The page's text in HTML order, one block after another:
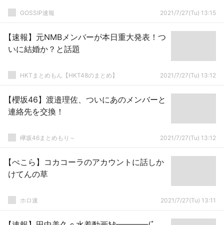
GOSSIP速報 2021/7/27(Tu) 13:15
【速報】元NMBメンバーが本日重大発表！つ
いに結婚か？と話題
HKTまとめもん【HKT48のまとめ】 2021/7/27(Tu) 13:12
【櫻坂46】渡邉理佐、ついにあのメンバーと
連絡先を交換！
欅坂46まとめもり～ 2021/7/27(Tu) 13:12
【ぺこら】コカコーラのアカウントに話しか
けてんの草
ホロ速 2021/7/27(Tu) 13:11